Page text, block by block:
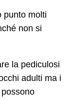
la pediculosi
adulti ma i